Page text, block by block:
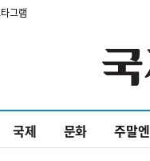
그램
국제 문화 주말엔